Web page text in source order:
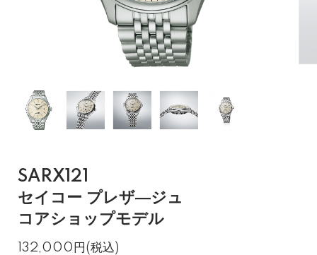
SARX121
セイコー プレザ―ジュ
コアショップモデル
132,000円(税込)